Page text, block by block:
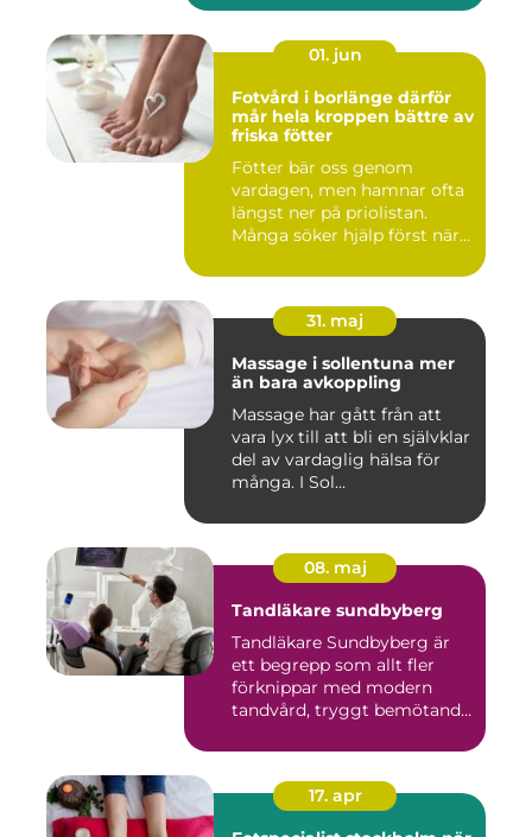
01. jun
Fotvård i borlänge därför
mår hela kroppen bättre av
friska fötter
Fötter bär oss genom
vardagen, men hamnar ofta
längst ner på priolistan.
Många söker hjälp först när...
31. maj
Massage i sollentuna mer
än bara avkoppling
Massage har gått från att
vara lyx till att bli en självklar
del av vardaglig hälsa för
många. I Sol...
08. maj
Tandläkare sundbyberg
Tandläkare Sundbyberg är
ett begrepp som allt fler
förknippar med modern
tandvård, tryggt bemötande
17. apr